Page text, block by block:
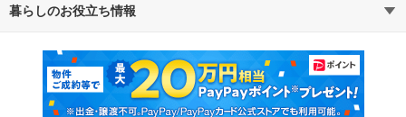
不動産・住宅
新築マンション 中古マンション
新築一戸建て 中古一戸建て
暮らしのお役立ち情報
マンションカタログ 教えて！住まいの先生